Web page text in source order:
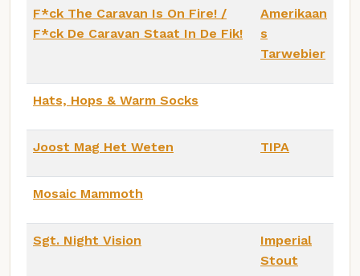
F*ck The Caravan Is On Fire! /
F*ck De Caravan Staat In De Fik!
Amerikaan
s
Tarwebier
Hats, Hops & Warm Socks
Joost Mag Het Weten TIPA
Mosaic Mammoth
Sgt. Night Vision
Imperial
Stout